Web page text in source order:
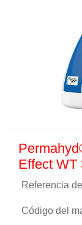
Effect WT
Referencia
Código del